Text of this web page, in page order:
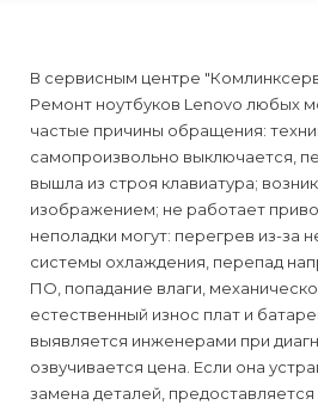
В сервисным центре
Ремонт ноутбуков Lenovo любых
частые причины обращения:
самопроизвольно выключается,
вышла из строя клавиатура;
изображением; не работает
неполадки могут: перегрев из-за
системы охлаждения, перепад
ПО, попадание влаги,
естественный износ плат и
выявляется инженерами при
озвучивается цена. Если она
замена деталей, предоставляется